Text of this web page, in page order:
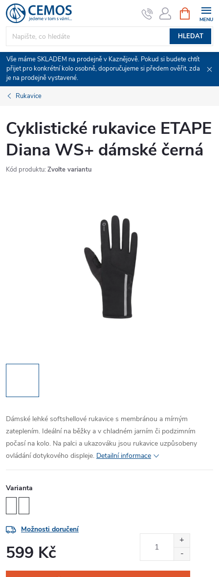
Přejít
na
obsah
HLEDAT
NÁKUPNÍ
KOŠÍK
Vše máme SKLADEM na prodejně v Kaznějově. Pokud si budete chtít
přijet pro konkrétní kolo osobně, doporučujeme si předem ověřit, zda
je na prodejně vystavené.
Rukavice
Cyklistické rukavice ETAPE
Diana WS+ dámské černá
Kód produktu: Zvolte variantu
Dámské lehké softshellové rukavice s membránou a mírným
zateplením. Ideální na běžky a v chladném jarním či podzimním
počasí na kolo. Na palci a ukazováku jsou rukavice uzpůsobeny
ovládání dotykového displeje. Detailní informace
Varianta
Možnosti doručení
599 Kč